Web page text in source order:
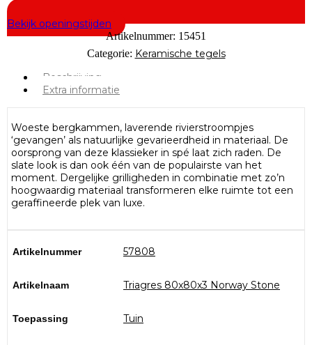
Bekijk openingstijden
Artikelnummer: 15451
Categorie: Keramische tegels
Beschrijving
Extra informatie
Woeste bergkammen, laverende rivierstroompjes
‘gevangen’ als natuurlijke gevarieerdheid in materiaal. De
oorsprong van deze klassieker in spé laat zich raden. De
slate look is dan ook één van de populairste van het
moment. Dergelijke grilligheden in combinatie met zo’n
hoogwaardig materiaal transformeren elke ruimte tot een
geraffineerde plek van luxe.
Artikelnummer 57808
Artikelnaam Triagres 80x80x3 Norway Stone
Toepassing Tuin